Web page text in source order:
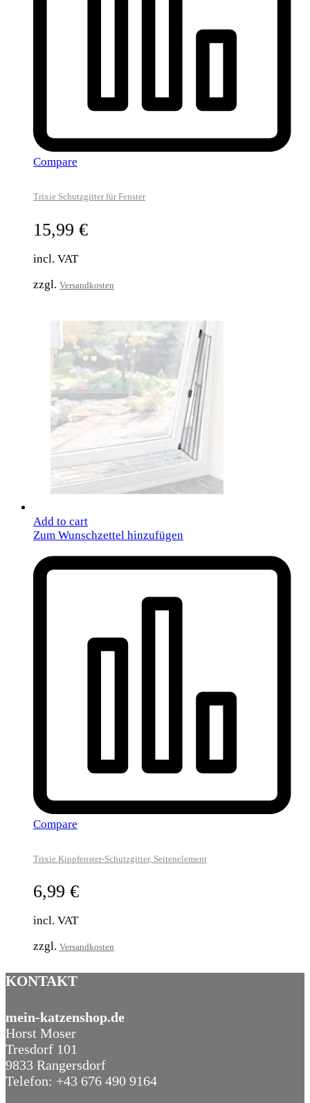
Compare
Trixie Schutzgitter für Fenster
15,99 €
incl. VAT
zzgl. Versandkosten
Add to cart
Zum Wunschzettel hinzufügen
Compare
Trixie Kippfenster-Schutzgitter, Seitenelement
6,99 €
incl. VAT
zzgl. Versandkosten
KONTAKT
mein-katzenshop.de
Horst Moser
Tresdorf 101
9833 Rangersdorf
Telefon: +43 676 490 9164